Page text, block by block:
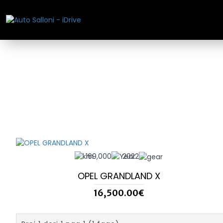
169,000 2022
OPEL GRANDLAND X
16,500.00€